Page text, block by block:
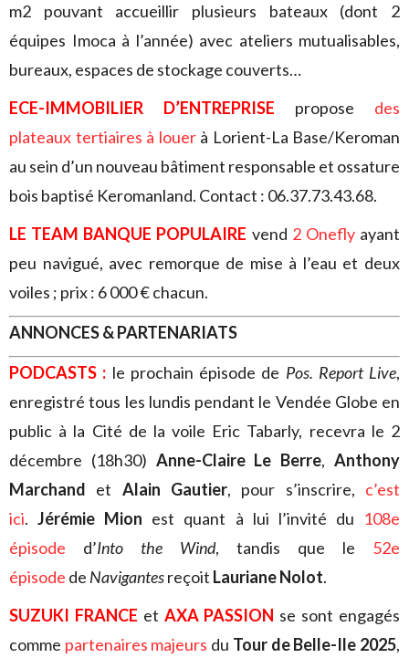
m2 pouvant accueillir plusieurs bateaux (dont 2
équipes Imoca à l’année) avec ateliers mutualisables,
bureaux, espaces de stockage couverts…
ECE-IMMOBILIER D’ENTREPRISE
propose des
plateaux tertiaires à louerà Lorient-La Base/Keroman
au sein d’un nouveau bâtiment responsable et ossature
bois baptisé Keromanland. Contact : 06.37.73.43.68.
LE TEAM BANQUE POPULAIRE vend 2 Oneflyayant
peu navigué, avec remorque de mise à l’eau et deux
voiles ; prix : 6 000 € chacun.
ANNONCES & PARTENARIATS
PODCASTS : le prochain épisode de Pos. Report Live,
enregistré tous les lundis pendant le Vendée Globe en
public à la Cité de la voile Eric Tabarly, recevra le 2
décembre (18h30) Anne-Claire Le Berre,Anthony
Marchand et Alain Gautier, pour s’inscrire, c’est
ici.Jérémie Mion est quant à lui l’invité du 108e
épisode d’Into the Wind, tandis que le 52e
épisode de Navigantesreçoit Lauriane Nolot.
SUZUKI FRANCE et AXA PASSION se sont engagés
comme partenaires majeurs du Tour de Belle-Ile 2025,